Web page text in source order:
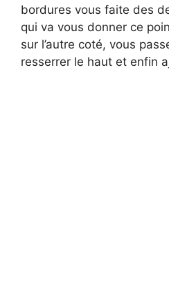
bordures vous faite des
qui va vous donner ce
sur l’autre coté, vous
resserrer le haut et enfin